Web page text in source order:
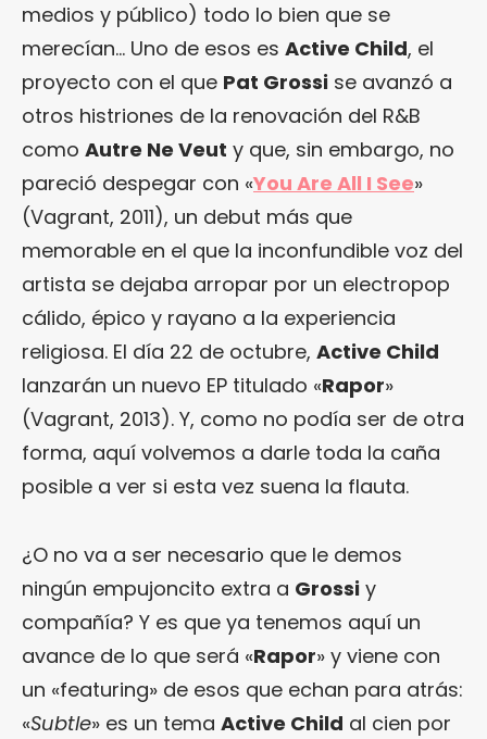
medios y público) todo lo bien que se
merecían… Uno de esos es Active Child, el
proyecto con el que Pat Grossi se avanzó a
otros histriones de la renovación del R&B
como Autre Ne Veut y que, sin embargo, no
pareció despegar con «You Are All I See»
(Vagrant, 2011), un debut más que
memorable en el que la inconfundible voz del
artista se dejaba arropar por un electropop
cálido, épico y rayano a la experiencia
religiosa. El día 22 de octubre, Active Child
lanzarán un nuevo EP titulado «Rapor»
(Vagrant, 2013). Y, como no podía ser de otra
forma, aquí volvemos a darle toda la caña
posible a ver si esta vez suena la flauta.
¿O no va a ser necesario que le demos
ningún empujoncito extra a Grossi y
compañía? Y es que ya tenemos aquí un
avance de lo que será «Rapor» y viene con
un «featuring» de esos que echan para atrás:
«Subtle» es un tema Active Child al cien por